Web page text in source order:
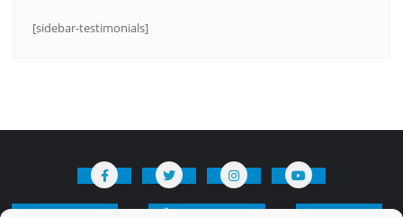
[sidebar-testimonials]
HAKKIMIZDA Üyelik Kuralları Bize Yazın